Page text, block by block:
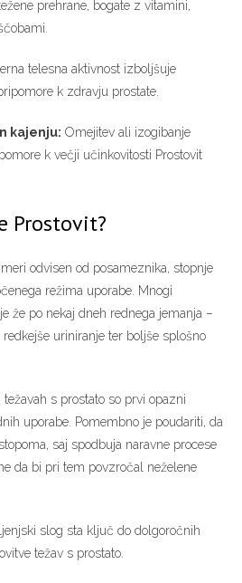
prehrane, bogate z vitamini,
telesna aktivnost izboljšuje
k zdravju prostate.
kajenju: Omejitev ali izogibanje
k večji učinkovitosti Prostovit
Prostovit?
odvisen od posameznika, stopnje
režima uporabe. Mnogi
že po nekaj dneh rednega jemanja –
uriniranje ter boljše splošno
s prostato so prvi opazni
uporabe. Pomembno je poudariti, da
saj spodbuja naravne procese
da bi pri tem povzročal neželene
slog sta ključ do dolgoročnih
težav s prostato.